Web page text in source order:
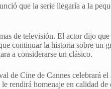
que la serie llegaría a la
de televisión. El ⁠actor dijo
continuar la historia sobre un
a considerarse un clásico.
de Cine de Cannes celebrará
rendirá homenaje en calidad ​de